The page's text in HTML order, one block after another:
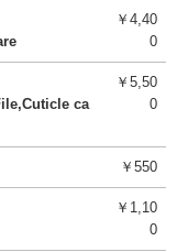
￥4,40
0
ca
￥5,50
0
￥550
￥1,10
0